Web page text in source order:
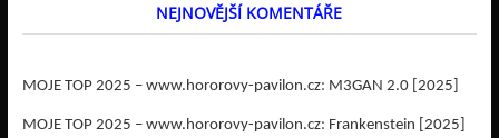
NEJNOVĚJŠÍ KOMENTÁŘE
MOJE TOP 2025 – www.hororovy-pavilon.cz: M3GAN 2.0 [2025]
MOJE TOP 2025 – www.hororovy-pavilon.cz: Frankenstein [2025]